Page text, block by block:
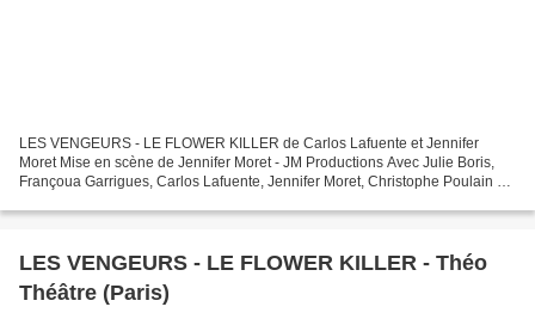
LES VENGEURS - LE FLOWER KILLER de Carlos Lafuente et Jennifer
Moret Mise en scène de Jennifer Moret - JM Productions Avec Julie Boris,
Françoua Garrigues, Carlos Lafuente, Jennifer Moret, Christophe Poulain et
LES VENGEURS - LE FLOWER KILLER - Théo
Théâtre (Paris)